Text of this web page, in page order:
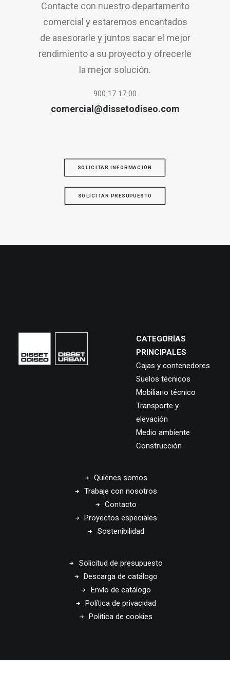
Contacte con nuestro departamento
comercial y estaremos encantados
de asesorarle y juntos sacar el mejor
rendimiento a su proyecto y ofrecerle
la mejor solución.
900 17 17 00
comercial@dissetodiseo.com
SOLICITAR INFORMACIÓN
SOLICITAR PRESUPUESTO
CATEGORÍAS
PRINCIPALES
Cajas y contenedores
Suelos técnicos
Mobiliario técnico
Transporte y
elevación
Medio ambiente
Construcción
Quiénes somos
Trabaje con nosotros
Contacto
Proyectos especiales
Sostenibilidad
Solicitud de presupuesto
Descarga de catálogo
Envío de catálogo
Política de privacidad
Política de cookies